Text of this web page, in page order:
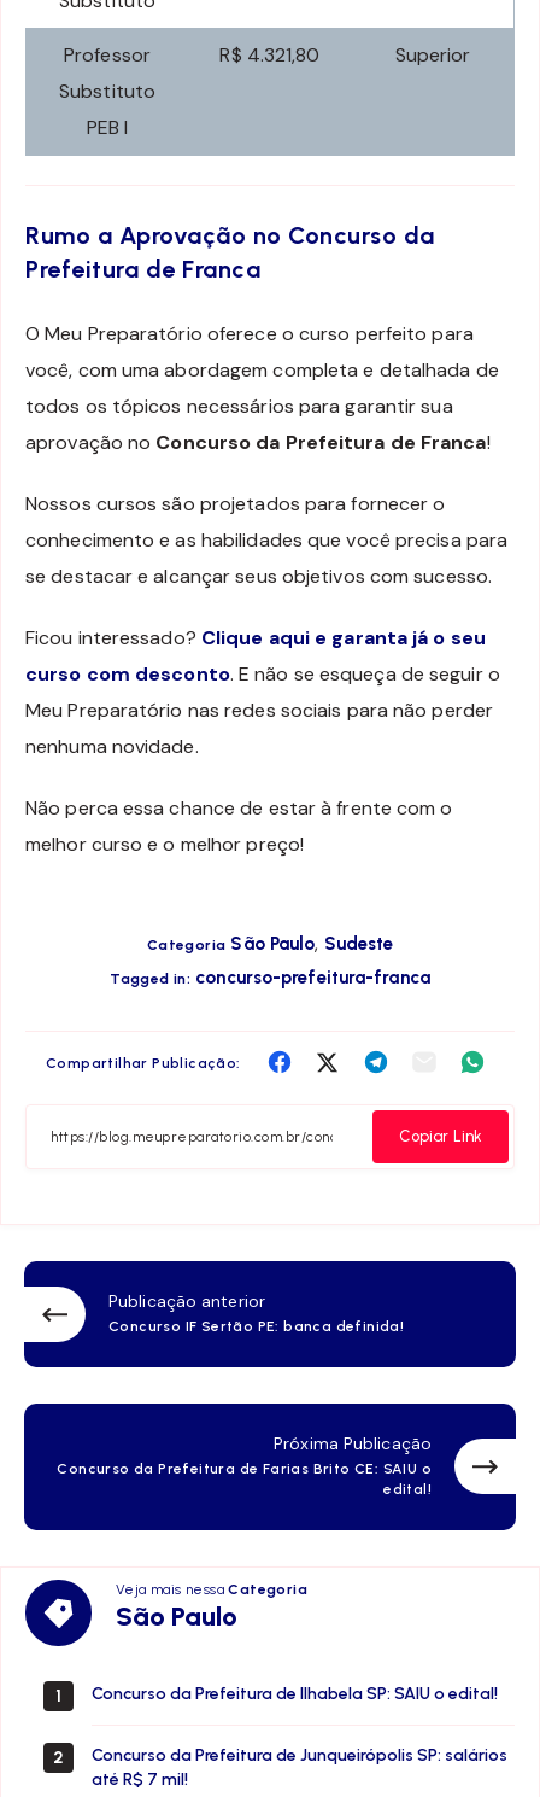
Professor
Substituto
PEB I
R$ 4.321,80 Superior
Rumo a Aprovação no Concurso da
Prefeitura de Franca
O Meu Preparatório oferece o curso perfeito para
você, com uma abordagem completa e detalhada de
todos os tópicos necessários para garantir sua
aprovação no Concurso da Prefeitura de Franca!
Nossos cursos são projetados para fornecer o
conhecimento e as habilidades que você precisa para
se destacar e alcançar seus objetivos com sucesso.
Ficou interessado? Clique aqui e garanta já o seu
curso com desconto. E não se esqueça de seguir o
Meu Preparatório nas redes sociais para não perder
nenhuma novidade.
Não perca essa chance de estar à frente com o
melhor curso e o melhor preço!
Categoria São Paulo, Sudeste
Tagged in: concurso-prefeitura-franca
Compartilhar Publicação:
Compartilha
Facebook
CompartilhaCompartilha
Telegram
Compartilha
Email
Copiar Link
Publicação anterior
Concurso IF Sertão PE: banca definida!
Próxima Publicação
Concurso da Prefeitura de Farias Brito CE: SAIU o
edital!
Veja mais nessaCategoria
São Paulo
São
Paulo
1 Concurso da Prefeitura de Ilhabela SP: SAIU o edital!
2
Concurso da Prefeitura de Junqueirópolis SP: salários
até R$ 7 mil!